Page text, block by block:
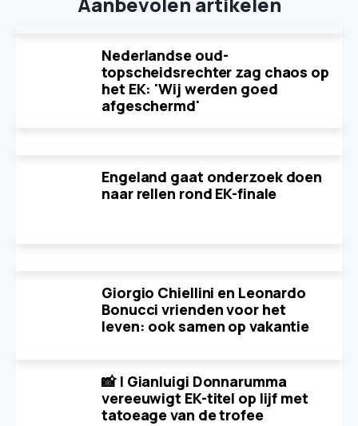
Nederlandse oud-
topscheidsrechter zag chaos op
het EK: 'Wij werden goed
afgeschermd'
Engeland gaat onderzoek doen
naar rellen rond EK-finale
Giorgio Chiellini en Leonardo
Bonucci vrienden voor het
leven: ook samen op vakantie
📸 | Gianluigi Donnarumma
vereeuwigt EK-titel op lijf met
tatoeage van de trofee